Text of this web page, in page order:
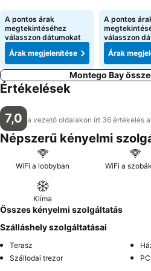
A pontos árak
megtekintéséhez
válasszon dátumokat
Árak megjelenítése
A pontos
válasszon
Árak
Montego Bay
Értékelések
7,0 a vezető oldalakon írt 36 értékelés
Népszerű kényelmi
WiFi a lobbyban WiFi a
Klíma
Összes kényelmi szolgáltatás
Szálláshely szolgáltatásai
Terasz
Szállodai trezor